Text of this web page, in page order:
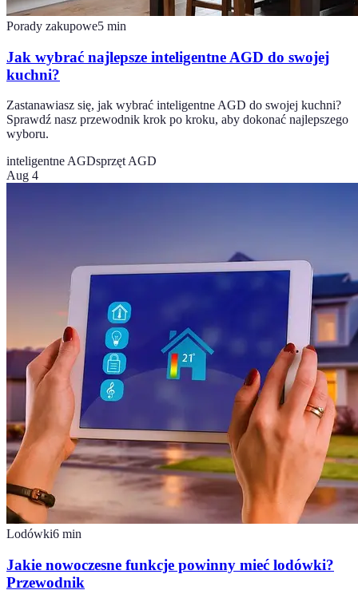
Porady zakupowe5 min
Jak wybrać najlepsze inteligentne AGD do swojej
kuchni?
Zastanawiasz się, jak wybrać inteligentne AGD do swojej kuchni?
Sprawdź nasz przewodnik krok po kroku, aby dokonać najlepszego
wyboru.
inteligentne AGDsprzęt AGD
Aug 4
Lodówki6 min
Jakie nowoczesne funkcje powinny mieć lodówki?
Przewodnik